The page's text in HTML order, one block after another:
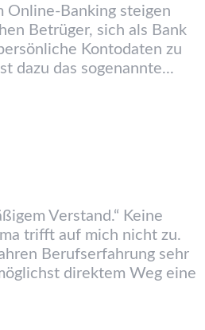
Online-Banking steigen
Betrüger, sich als Bank
Kontodaten zu
dazu das sogenannte...
Verstand.“ Keine
trifft auf mich nicht zu.
Berufserfahrung sehr
direktem Weg eine